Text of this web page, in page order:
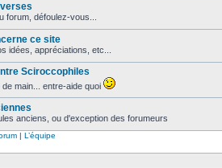
forum, défoulez-vous...
ce site
idées, appréciations, etc...
Sciroccophiles
main... entre-aide quoi
anciens, ou d'exception des forumeurs
| L’équipe